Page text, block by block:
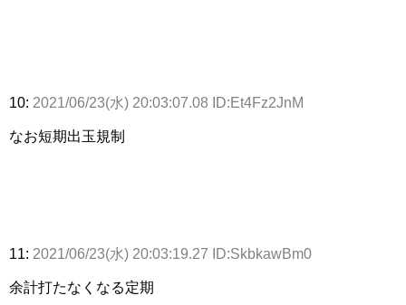
10: 2021/06/23(水) 20:03:07.08 ID:Et4Fz2JnM
なお短期出玉規制
11: 2021/06/23(水) 20:03:19.27 ID:SkbkawBm0
余計打たなくなる定期